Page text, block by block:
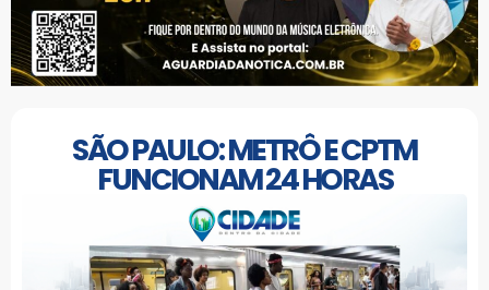
SÃO PAULO: METRÔ E CPTM
FUNCIONAM 24 HORAS